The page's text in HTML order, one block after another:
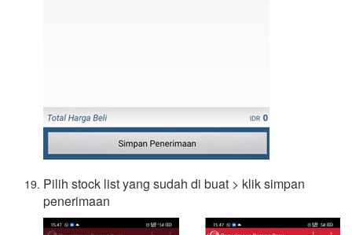
Pilih stock list yang sudah di buat > klik simpan
penerimaan